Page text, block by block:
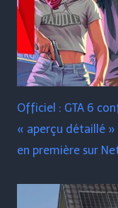
Officiel : GTA 6
« aperçu détaillé »
en première sur